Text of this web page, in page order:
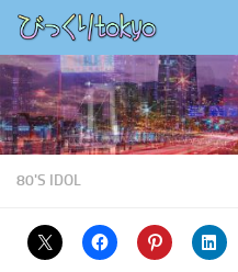
コンテンツの下
80'S IDOL